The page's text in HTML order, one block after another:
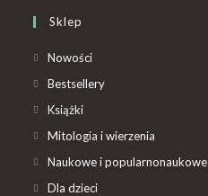
Sklep
Nowości
Bestsellery
Książki
Mitologia i wierzenia
Naukowe i popularnonaukowe
Dla dzieci